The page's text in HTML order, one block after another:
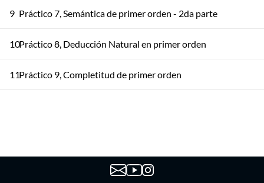
9 Práctico 7, Semántica de primer orden - 2da parte
10Práctico 8, Deducción Natural en primer orden
11Práctico 9, Completitud de primer orden